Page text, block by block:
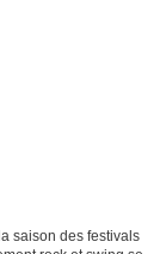
saison des festivals